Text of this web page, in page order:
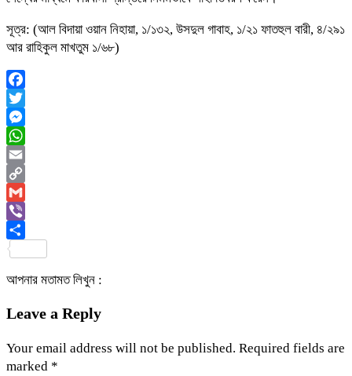
সূত্র: (আল বিদায়া ওয়ান নিহায়া, ১/১৩২, উসদুল গাবাহ, ১/২১ ফাতহুল বারী, ৪/২৯১
আর রাহিকুল মাখতুম ১/৬৮)
Facebook
Twitter
Messenger
WhatsApp
Email
Copy
Link
Gmail
Viber
আপনার মতামত লিখুন :
Leave a Reply
Your email address will not be published. Required fields are
marked *